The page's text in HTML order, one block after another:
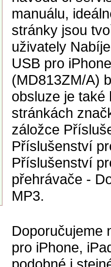
manuálu,
stránky jsou
uživately
USB pro
(MD813ZM/A)
obsluze je také
stránkách
záložce
Příslušenství
Příslušenství
přehrávače -
MP3.
Doporučujeme
pro iPhone,